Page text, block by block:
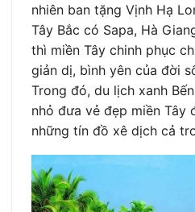
nhiên ban tặng Vịnh Hạ
Tây Bắc có Sapa, Hà
thì miền Tây chinh phục
giản dị, bình yên của đời
Trong đó, du lịch xanh
nhỏ đưa vẻ đẹp miền Tây
những tín đồ xê dịch cả